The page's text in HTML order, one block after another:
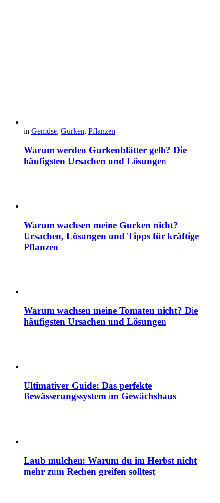
in Gemüse, Gurken, Pflanzen
Warum werden Gurkenblätter gelb? Die
häufigsten Ursachen und Lösungen
Warum wachsen meine Gurken nicht?
Ursachen, Lösungen und Tipps für kräftige
Pflanzen
Warum wachsen meine Tomaten nicht? Die
häufigsten Ursachen und Lösungen
Ultimativer Guide: Das perfekte
Bewässerungssystem im Gewächshaus
Laub mulchen: Warum du im Herbst nicht
mehr zum Rechen greifen solltest